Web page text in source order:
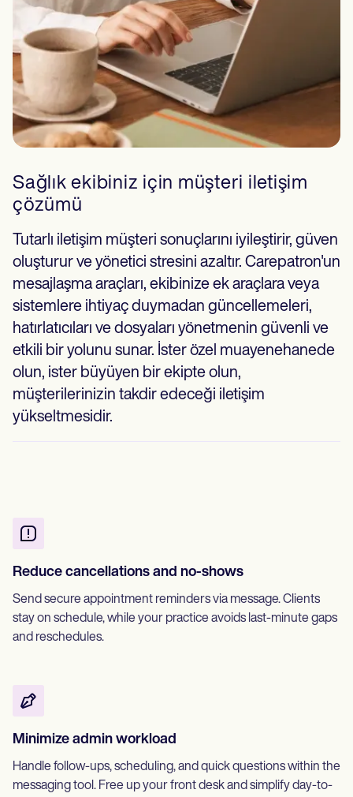
Sağlık ekibiniz için müşteri iletişim
çözümü
Tutarlı iletişim müşteri sonuçlarını iyileştirir, güven
oluşturur ve yönetici stresini azaltır. Carepatron'un
mesajlaşma araçları, ekibinize ek araçlara veya
sistemlere ihtiyaç duymadan güncellemeleri,
hatırlatıcıları ve dosyaları yönetmenin güvenli ve
etkili bir yolunu sunar. İster özel muayenehanede
olun, ister büyüyen bir ekipte olun,
müşterilerinizin takdir edeceği iletişim
yükseltmesidir.
Reduce cancellations and no-shows
Send secure appointment reminders via message. Clients
stay on schedule, while your practice avoids last-minute gaps
and reschedules.
Minimize admin workload
Handle follow-ups, scheduling, and quick questions within the
messaging tool. Free up your front desk and simplify day-to-